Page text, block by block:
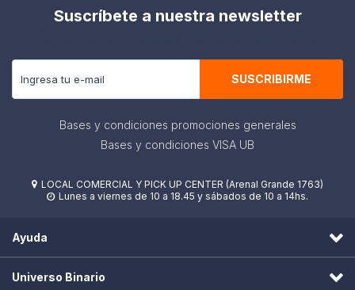
Suscríbete a nuestra newsletter
SUSCRIBIRME
Bases y condiciones promociones generales
Bases y condiciones VISA UB
 LOCAL COMERCIAL Y PICK UP CENTER (Arenal Grande 1763)
 Lunes a viernes de 10 a 18.45 y sábados de 10 a 14hs.
Ayuda
Universo Binario